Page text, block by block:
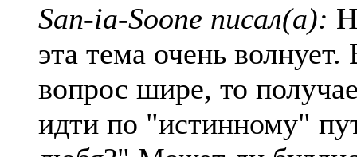
San-ia-Soone писал(а):
эта тема очень
вопрос шире, то
идти по "истинному"